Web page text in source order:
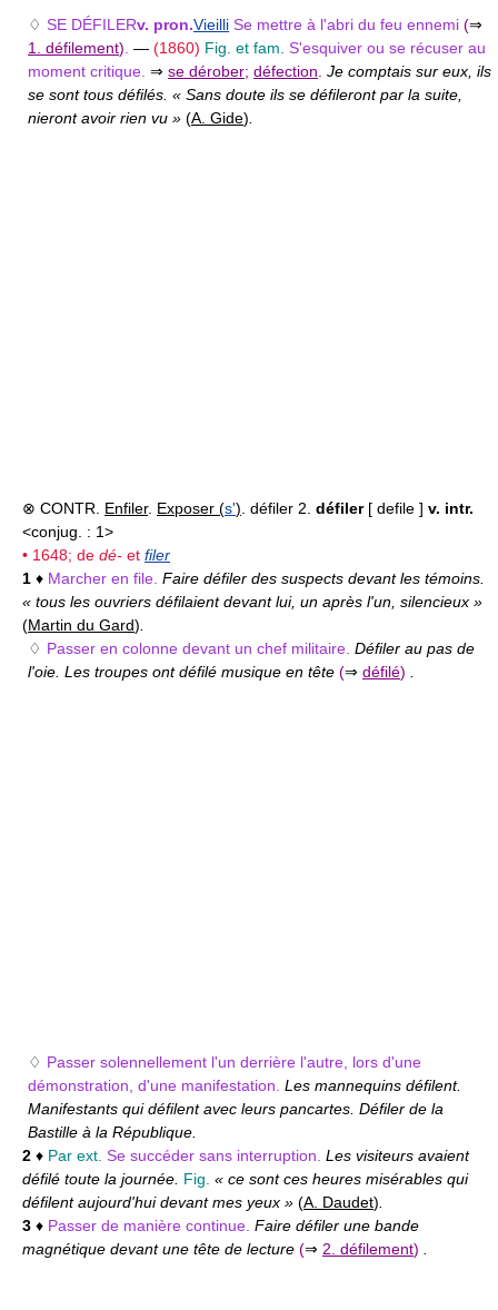
♢ SE DÉFILERv. pron.Vieilli Se mettre à l'abri du feu ennemi (⇒
1. défilement) — (1860) Fig. et fam. S'esquiver ou se récuser au
moment critique. ⇒ se dérober; défection Je comptais sur eux, ils
se sont tous défilés. « Sans doute ils se défileront par la suite,
nieront avoir rien vu » (A. Gide)
⊗ CONTR. Enfiler. Exposer (s') . défiler 2. défiler[ defile ] v. intr.
<conjug. : 1>
• 1648; de dé- et filer
1 ♦ Marcher en file. Faire défiler des suspects devant les témoins.
« tous les ouvriers défilaient devant lui, un après l'un, silencieux »
(Martin du Gard)
♢ Passer en colonne devant un chef militaire. Défiler au pas de
l'oie. Les troupes ont défilé musique en tête (⇒ défilé)
♢ Passer solennellement l'un derrière l'autre, lors d'une
démonstration, d'une manifestation. Les mannequins défilent.
Manifestants qui défilent avec leurs pancartes. Défiler de la
Bastille à la République.
2 ♦ Par ext. Se succéder sans interruption. Les visiteurs avaient
défilé toute la journée. Fig. « ce sont ces heures misérables qui
défilent aujourd'hui devant mes yeux » (A. Daudet)
3 ♦ Passer de manière continue. Faire défiler une bande
magnétique devant une tête de lecture (⇒ 2. défilement)